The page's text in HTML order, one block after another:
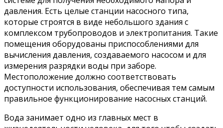
давления. Есть целые станции насосного типа,
которые строятся в виде небольшого здания с
комплексом трубопроводов и электропитания. Такие
помещения оборудованы приспособлениями для
вычисления давления, создаваемого насосом и для
измерения разрядки воды при заборе.
Местоположение должно соответствовать
доступности использования, обеспечивая тем самым
правильное функционирование насосных станций.
Вода занимает одно из главных мест в